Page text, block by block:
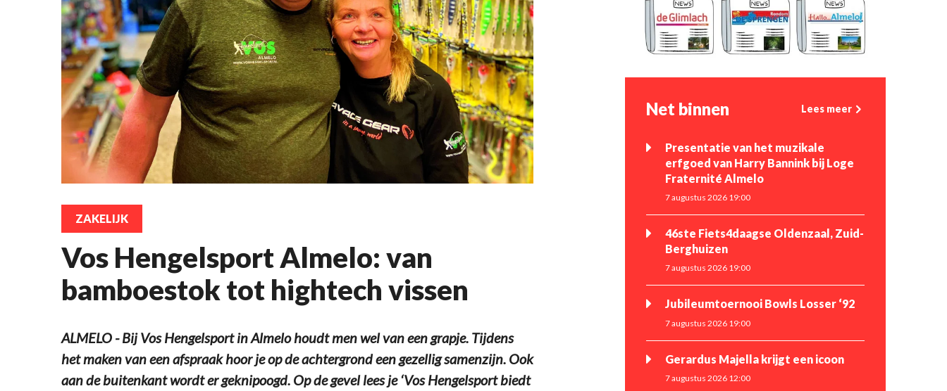
ZAKELIJK
Vos Hengelsport Almelo: van
bamboestok tot hightech vissen
ALMELO - Bij Vos Hengelsport in Almelo houdt men wel van een grapje. Tijdens
het maken van een afspraak hoor je op de achtergrond een gezellig samenzijn. Ook
aan de buitenkant wordt er geknipoogd. Op de gevel lees je ‘Vos Hengelsport biedt
Net binnen Lees meer
Presentatie van het muzikale
erfgoed van Harry Bannink bij Loge
Fraternité Almelo
7 augustus 2026 19:00
46ste Fiets4daagse Oldenzaal, Zuid-
Berghuizen
7 augustus 2026 19:00
Jubileumtoernooi Bowls Losser ‘92
7 augustus 2026 19:00
Gerardus Majella krijgt een icoon
7 augustus 2026 12:00